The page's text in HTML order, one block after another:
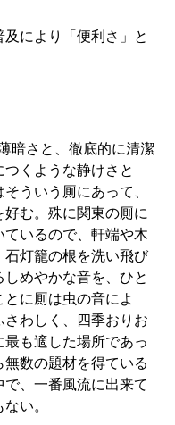
により「便利さ」と
暗さと、徹底的に清潔
くような静けさと
ういう厠にあって、
む。殊に関東の厠に
いるので、軒端や木
灯籠の根を洗い飛び
めやかな音を、ひと
に厠は虫の音によ
さわしく、四季おりお
も適した場所であっ
数の題材を得ている
、一番風流に出来て
い。